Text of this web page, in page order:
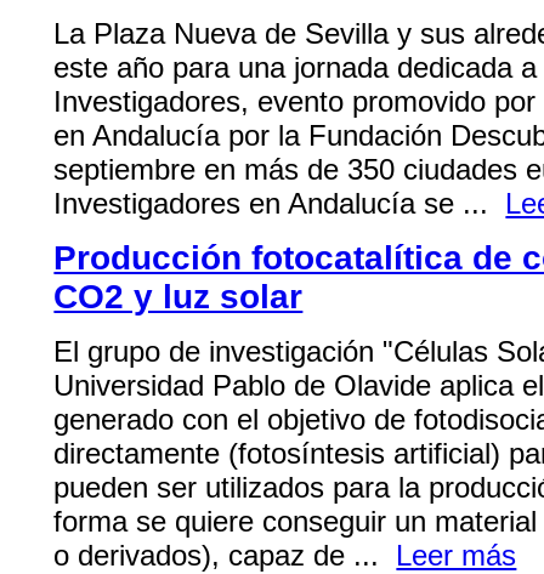
La Plaza Nueva de Sevilla y sus
este año para una jornada dedicada
Investigadores, evento promovido
en Andalucía por la Fundación
septiembre en más de 350 ciudades
Investigadores en Andalucía se ...
Producción fotocatalítica de
CO2 y luz solar
El grupo de investigación "Células
Universidad Pablo de Olavide aplica
generado con el objetivo de
directamente (fotosíntesis artificial)
pueden ser utilizados para la
forma se quiere conseguir un
o derivados), capaz de ... Leer más